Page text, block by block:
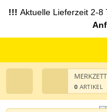
!!! Aktuelle Lieferzeit 2-8
0 ARTIKEL